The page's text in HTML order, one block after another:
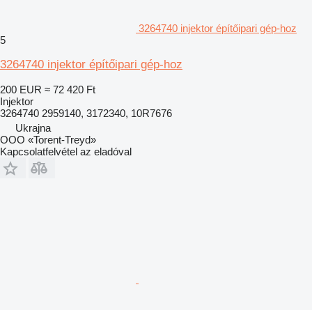
3264740 injektor építőipari gép-hoz
5
3264740 injektor építőipari gép-hoz
200 EUR ≈ 72 420 Ft
Injektor
3264740 2959140, 3172340, 10R7676
Ukrajna
OOO «Torent-Treyd»
Kapcsolatfelvétel az eladóval